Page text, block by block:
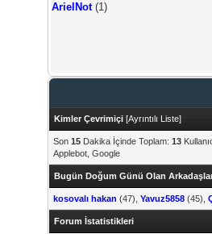
ArielNot(1)
Kimler Çevrimiçi [Ayrıntılı Liste]
Son 15 Dakika İçinde Toplam: 13
Applebot, Google
Bugün Doğum Günü Olan
kosovalı hakan (47), Yavuz5858 (45),
Forum İstatistikleri